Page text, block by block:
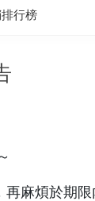
行榜
再麻煩於期